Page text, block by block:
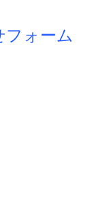
フォーム